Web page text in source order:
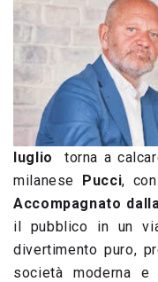
luglio torna a
milanese Pucci,
Accompagnato
il pubblico in un
divertimento puro,
società moderna e